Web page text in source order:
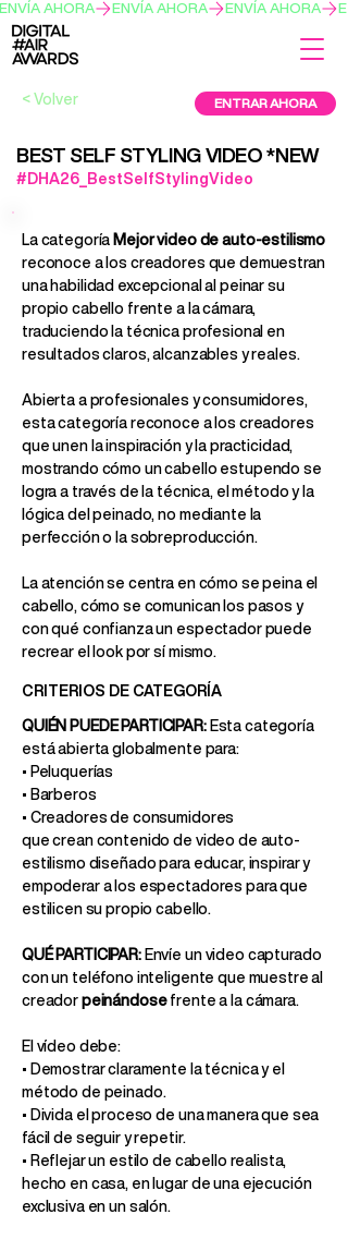
ENVÍA AHORA
< Volver ENTRAR AHORA
BEST SELF STYLING VIDEO *NEW
#DHA26_BestSelfStylingVideo
La categoríaMejor video de auto-estilismo
reconoce a los creadores que demuestran
una habilidad excepcional al peinar su
propio cabello frente a la cámara,
traduciendo la técnica profesional en
resultados claros, alcanzables y reales.
Abierta a profesionales y consumidores,
esta categoría reconoce a los creadores
que unen la inspiración y la practicidad,
mostrando cómo un cabello estupendo se
logra a través de la técnica, el método y la
lógica del peinado, no mediante la
perfección o la sobreproducción.
La atención se centra en cómo se peina el
cabello, cómo se comunican los pasos y
con qué confianza un espectador puede
recrear el look por sí mismo.
CRITERIOS DE CATEGORÍA
QUIÉN PUEDE PARTICIPAR:Esta categoría
está abierta globalmente para:
• Peluquerías
• Barberos
• Creadores de consumidores
que crean contenido de video de auto-
estilismo diseñado para educar, inspirar y
empoderar a los espectadores para que
estilicen su propio cabello.
QUÉ PARTICIPAR:Envíe un video capturado
con un teléfono inteligente que muestre al
creadorpeinándosefrente a la cámara.
El vídeo debe:
• Demostrar claramente la técnica y el
método de peinado.
• Divida el proceso de una manera que sea
fácil de seguir y repetir.
• Reflejar un estilo de cabello realista,
hecho en casa, en lugar de una ejecución
exclusiva en un salón.